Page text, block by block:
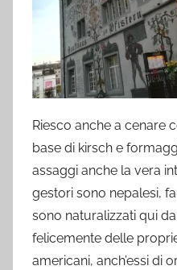
Riesco anche a cenare
base di kirsch e
assaggi anche la vera
gestori sono nepalesi,
sono naturalizzati qui
felicemente delle
americani, anch’essi di